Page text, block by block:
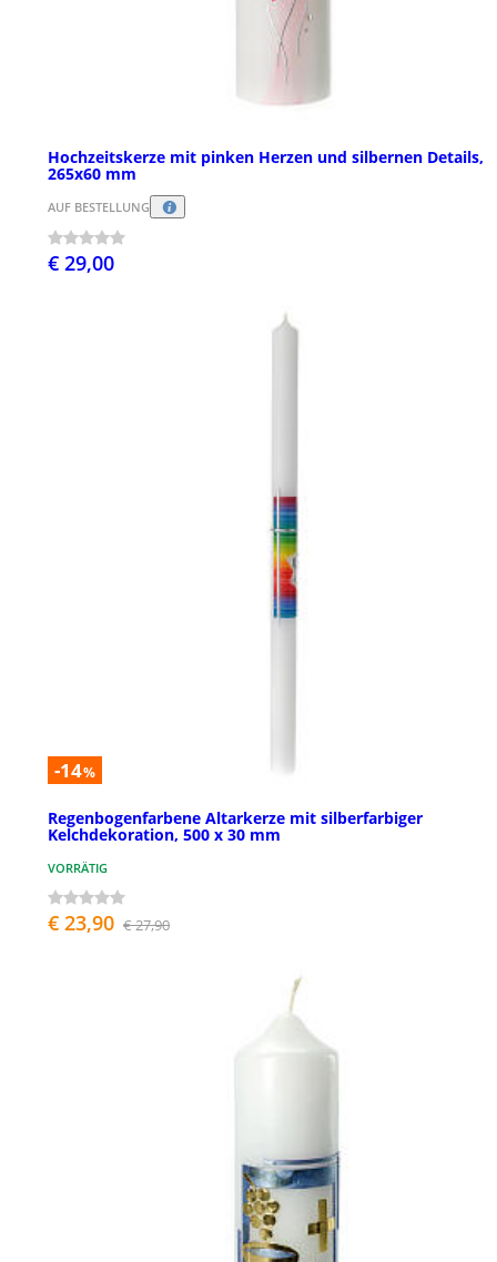
Hochzeitskerze mit pinken Herzen und silbernen Details,
265x60 mm
AUF BESTELLUNG
€ 29,00
-14%
Regenbogenfarbene Altarkerze mit silberfarbiger
Kelchdekoration, 500 x 30 mm
VORRÄTIG
€ 23,90 € 27,90